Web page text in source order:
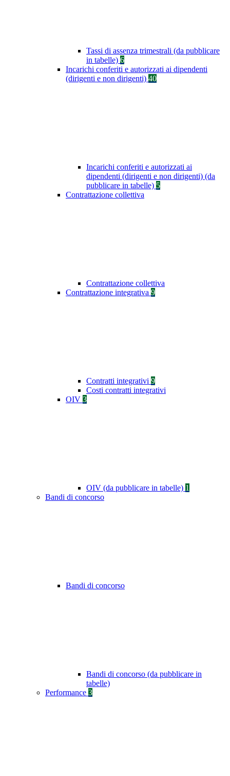
Tassi di assenza trimestrali (da pubblicare
in tabelle) 6
Incarichi conferiti e autorizzati ai dipendenti
(dirigenti e non dirigenti) 40
Incarichi conferiti e autorizzati ai
dipendenti (dirigenti e non dirigenti) (da
pubblicare in tabelle) 5
Contrattazione collettiva
Contrattazione collettiva
Contrattazione integrativa 9
Contratti integrativi 9
Costi contratti integrativi
OIV 3
OIV (da pubblicare in tabelle) 1
Bandi di concorso
Bandi di concorso
Bandi di concorso (da pubblicare in
tabelle)
Performance 3